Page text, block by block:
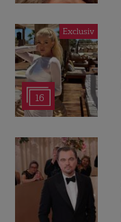
Exclusiv
16